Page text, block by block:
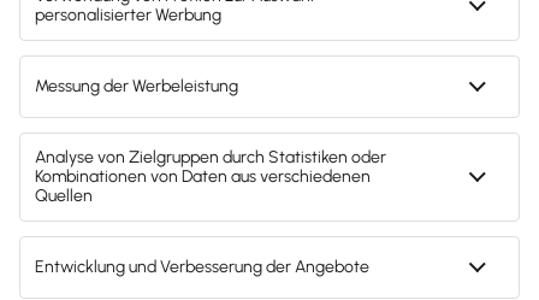
Präsentation und Infos zum
Webinar
Zurück zur Übersicht ›